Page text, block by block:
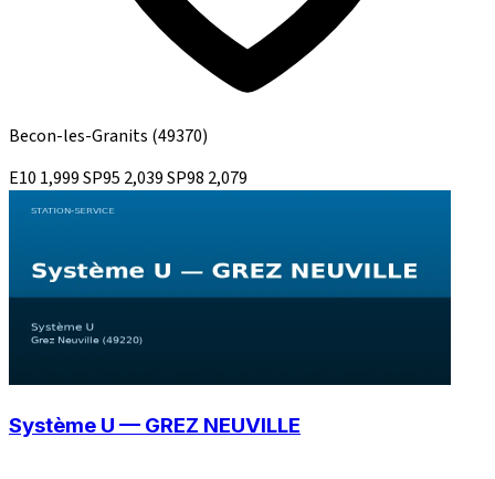
Becon-les-Granits (49370)
E10 1,999SP95 2,039SP98 2,079
Système U — GREZ NEUVILLE